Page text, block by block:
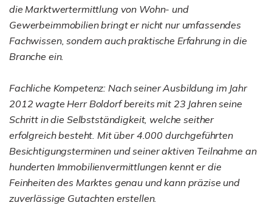
die Marktwertermittlung von Wohn- und
Gewerbeimmobilien bringt er nicht nur umfassendes
Fachwissen, sondern auch praktische Erfahrung in die
Branche ein.
Fachliche Kompetenz: Nach seiner Ausbildung im Jahr
2012 wagte Herr Boldorf bereits mit 23 Jahren seine
Schritt in die Selbstständigkeit, welche seither
erfolgreich besteht. Mit über 4.000 durchgeführten
Besichtigungsterminen und seiner aktiven Teilnahme an
hunderten Immobilienvermittlungen kennt er die
Feinheiten des Marktes genau und kann präzise und
zuverlässige Gutachten erstellen.